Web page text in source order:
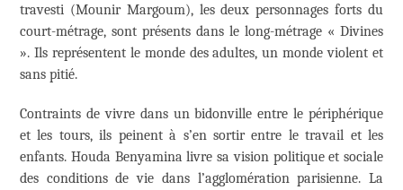
travesti (Mounir Margoum), les deux personnages forts du
court-métrage, sont présents dans le long-métrage « Divines
». Ils représentent le monde des adultes, un monde violent et
sans pitié.
Contraints de vivre dans un bidonville entre le périphérique
et les tours, ils peinent à s’en sortir entre le travail et les
enfants. Houda Benyamina livre sa vision politique et sociale
des conditions de vie dans l’agglomération parisienne. La